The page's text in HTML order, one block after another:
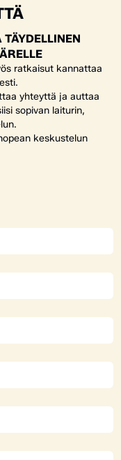
ratkaisut kannattaa
yhteyttä ja auttaa
sopivan laiturin,
keskustelun